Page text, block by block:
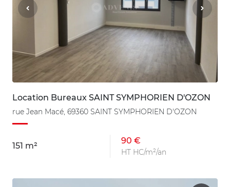
Location Bureaux SAINT SYMPHORIEN D'OZON
rue Jean Macé, 69360 SAINT SYMPHORIEN D'OZON
151 m²
90 €
HT HC/m²/an